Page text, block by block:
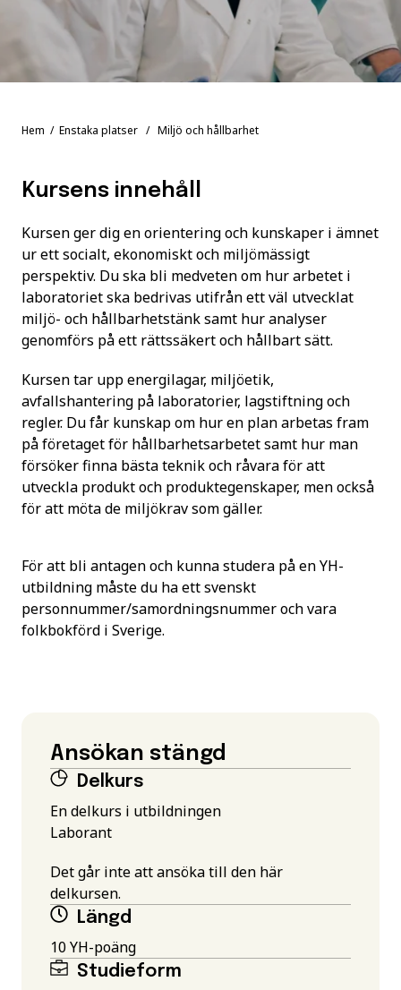
Hem / Enstaka platser / Miljö och hållbarhet
Kursens innehåll
Kursen ger dig en orientering och kunskaper i ämnet
ur ett socialt, ekonomiskt och miljömässigt
perspektiv. Du ska bli medveten om hur arbetet i
laboratoriet ska bedrivas utifrån ett väl utvecklat
miljö- och hållbarhetstänk samt hur analyser
genomförs på ett rättssäkert och hållbart sätt.
Kursen tar upp energilagar, miljöetik,
avfallshantering på laboratorier, lagstiftning och
regler. Du får kunskap om hur en plan arbetas fram
på företaget för hållbarhetsarbetet samt hur man
försöker finna bästa teknik och råvara för att
utveckla produkt och produktegenskaper, men också
för att möta de miljökrav som gäller.
För att bli antagen och kunna studera på en YH-
utbildning måste du ha ett svenskt
personnummer/samordningsnummer och vara
folkbokförd i Sverige.
Ansökan stängd
Delkurs
En delkurs i utbildningen
Laborant
Det går inte att ansöka till den här
delkursen.
Längd
10 YH-poäng
Studieform